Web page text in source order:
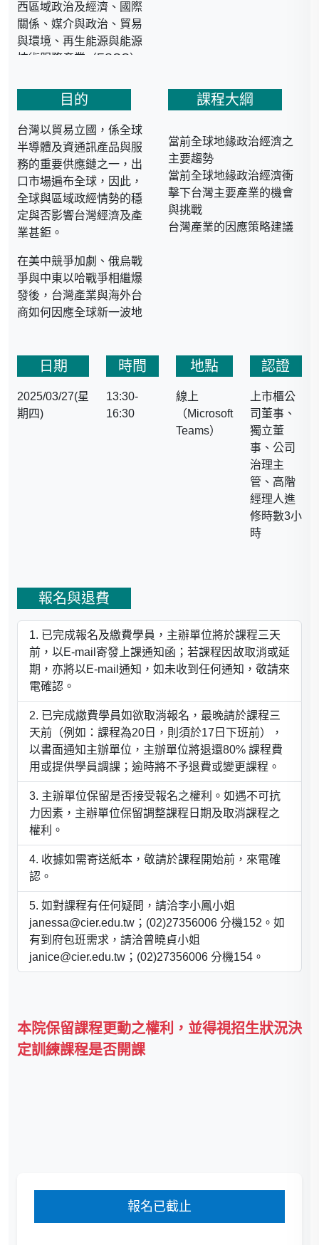
西區域政治及經濟、國際
關係、媒介與政治、貿易
與環境、再生能源與能源
技術服務產業（ESCO）
關鍵戰略物資（半導體/能
源）、投資實務與商機
● 學歷：國立政治大學政
治學系博士
● 經歷
財團法人中華經濟研究院
董事課程專任講師
國立清華大學通識教育中
心/人文社會學院學士班兼
業，總經、產業趨勢與政
華城電機等上市櫃企業專
題演講課程
事務研究所兼任助理教授
國立政治大學政治學系函
聘兼任講師
目的
台灣以貿易立國，係全球
半導體及資通訊產品與服
務的重要供應鏈之一，出
口市場遍布全球，因此，
全球與區域政經情勢的穩
定與否影響台灣經濟及產
業甚鉅。
在美中競爭加劇、俄烏戰
爭與中東以哈戰爭相繼爆
發後，台灣產業與海外台
商如何因應全球新一波地
當前台灣企業必須充分瞭
解與掌握的關鍵課題之
一。
課程大綱
當前全球地緣政治經濟之
主要趨勢
當前全球地緣政治經濟衝
擊下台灣主要產業的機會
與挑戰
台灣產業的因應策略建議
日期
2025/03/27(星
期四)
時間
13:30-
16:30
地點
線上
（Microsoft
Teams）
認證
上市櫃公
司董事、
獨立董
事、公司
治理主
管、高階
經理人進
修時數3小
時
報名與退費
已完成報名及繳費學員，主辦單位將於課程三天
前，以E-mail寄發上課通知函；若課程因故取消或延
期，亦將以E-mail通知，如未收到任何通知，敬請來
電確認。
已完成繳費學員如欲取消報名，最晚請於課程三
天前（例如：課程為20日，則須於17日下班前），
以書面通知主辦單位，主辦單位將退還80% 課程費
用或提供學員調課；逾時將不予退費或變更課程。
主辦單位保留是否接受報名之權利。如遇不可抗
力因素，主辦單位保留調整課程日期及取消課程之
權利。
收據如需寄送紙本，敬請於課程開始前，來電確
認。
如對課程有任何疑問，請洽李小鳳小姐
janessa@cier.edu.tw；(02)27356006 分機152。如
有到府包班需求，請洽曾曉貞小姐
janice@cier.edu.tw；(02)27356006 分機154。
本院保留課程更動之權利，並得視招生狀況決
定訓練課程是否開課
報名已截止